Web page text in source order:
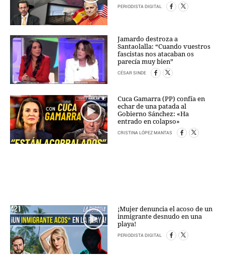
PERIODISTA DIGITAL
Jamardo destroza a
Santaolalla: “Cuando vuestros
fascistas nos atacaban os
parecía muy bien”
CÉSAR SINDE
Cuca Gamarra (PP) confía en
echar de una patada al
Gobierno Sánchez: «Ha
entrado en colapso»
CRISTINA LÓPEZ MANTAS
¡Mujer denuncia el acoso de un
inmigrante desnudo en una
playa!
PERIODISTA DIGITAL